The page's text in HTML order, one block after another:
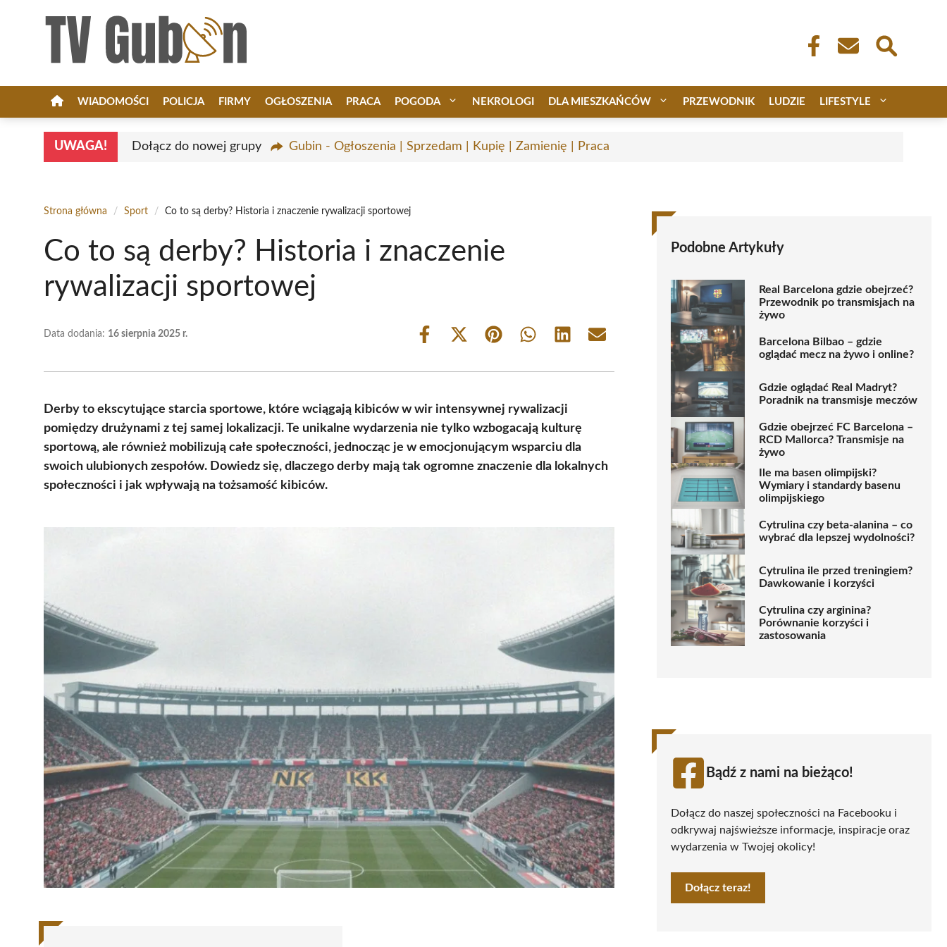
WIADOMOŚCI POLICJA FIRMY OGŁOSZENIA PRACA POGODA NEKROLOGI DLA MIESZKAŃCÓW PRZEWODNIK LUDZIE LIFESTYLE
UWAGA! Dołącz do nowej grupy Gubin - Ogłoszenia | Sprzedam | Kupię | Zamienię | Praca
Strona główna / Sport / Co to są derby? Historia i znaczenie rywalizacji sportowej
Co to są derby? Historia i znaczenie
rywalizacji sportowej
Data dodania: 16 sierpnia 2025 r.
Share
Share
(Twitter)
Share Share Share Share
Derby to ekscytujące starcia sportowe, które wciągają kibiców w wir intensywnej rywalizacji
pomiędzy drużynami z tej samej lokalizacji. Te unikalne wydarzenia nie tylko wzbogacają kulturę
sportową, ale również mobilizują całe społeczności, jednocząc je w emocjonującym wsparciu dla
swoich ulubionych zespołów. Dowiedz się, dlaczego derby mają tak ogromne znaczenie dla lokalnych
społeczności i jak wpływają na tożsamość kibiców.
Podobne Artykuły
Real Barcelona gdzie obejrzeć?
Przewodnik po transmisjach na
żywo
Barcelona Bilbao – gdzie
oglądać mecz na żywo i online?
Gdzie oglądać Real Madryt?
Poradnik na transmisje meczów
Gdzie obejrzeć FC Barcelona –
RCD Mallorca? Transmisje na
żywo
Ile ma basen olimpijski?
Wymiary i standardy basenu
olimpijskiego
Cytrulina czy beta-alanina – co
wybrać dla lepszej wydolności?
Cytrulina ile przed treningiem?
Dawkowanie i korzyści
Cytrulina czy arginina?
Porównanie korzyści i
zastosowania
Bądź z nami na bieżąco!
Dołącz do naszej społeczności na Facebooku i
odkrywaj najświeższe informacje, inspiracje oraz
wydarzenia w Twojej okolicy!
Dołącz teraz!